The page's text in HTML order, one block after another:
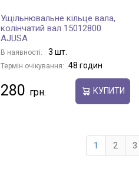
Ущільнювальне кільце вала,
колінчатий вал 15012800
AJUSA
В наявності: 3 шт.
Термін очікування: 48 годин
280 КУПИТИ
1 2 3